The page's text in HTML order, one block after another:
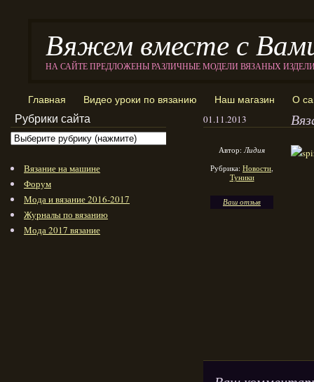
Вяжем вместе с
НА САЙТЕ ПРЕДЛОЖЕНЫ РАЗЛИЧНЫЕ МОДЕЛИ ВЯЗАНЫХ
Главная Видео уроки по вязанию Наш магазин О
01.11.2013
Автор:Лидия
Рубрика: Новости,
Туники
Ваш отзыв
Рубрики сайта
Вязание на машине
Форум
Мода и вязание 2016-2017
Журналы по вязанию
Мода 2017 вязание